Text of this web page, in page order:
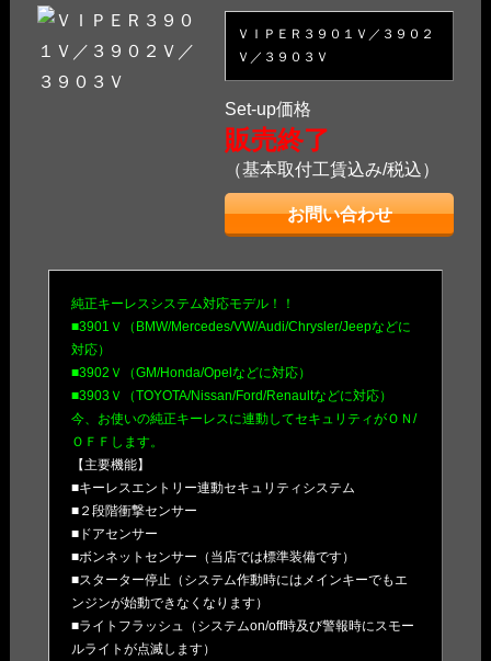
ＶＩＰＥＲ３９０１Ｖ／３９０２
Ｖ／３９０３Ｖ
Set-up価格
販売終了
（基本取付工賃込み/税込）
お問い合わせ
純正キーレスシステム対応モデル！！
■3901Ｖ（BMW/Mercedes/VW/Audi/Chrysler/Jeepなどに
対応）
■3902Ｖ（GM/Honda/Opelなどに対応）
■3903Ｖ（TOYOTA/Nissan/Ford/Renaultなどに対応）
今、お使いの純正キーレスに連動してセキュリティがＯＮ/
ＯＦＦします。
【主要機能】
■キーレスエントリー連動セキュリティシステム
■２段階衝撃センサー
■ドアセンサー
■ボンネットセンサー（当店では標準装備です）
■スターター停止（システム作動時にはメインキーでもエ
ンジンが始動できなくなります）
■ライトフラッシュ（システムon/off時及び警報時にスモー
ルライトが点滅します）